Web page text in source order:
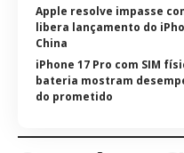
Apple resolve impasse
libera lançamento do
China
iPhone 17 Pro com SIM
bateria mostram
do prometido